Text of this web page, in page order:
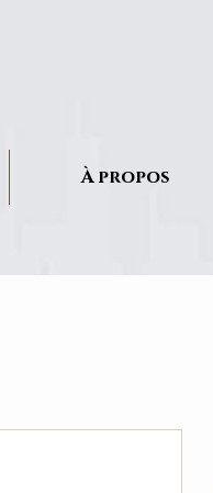
À propos